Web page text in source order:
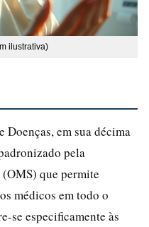
ilustrativa)
em sua décima
pela
que permite
médicos em todo o
se especificamente às